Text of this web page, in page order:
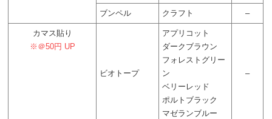
ブンペル クラフト –
カマス貼り
※＠50円 UP
ビオトープ
アプリコット
ダークブラウン
フォレストグリー
ン
ベリーレッド
ポルトブラック
マゼランブルー
–